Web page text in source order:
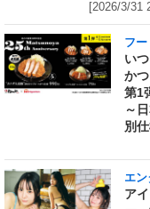
[2026/3/31
フー
い
か
第1
～
別
エン
ア